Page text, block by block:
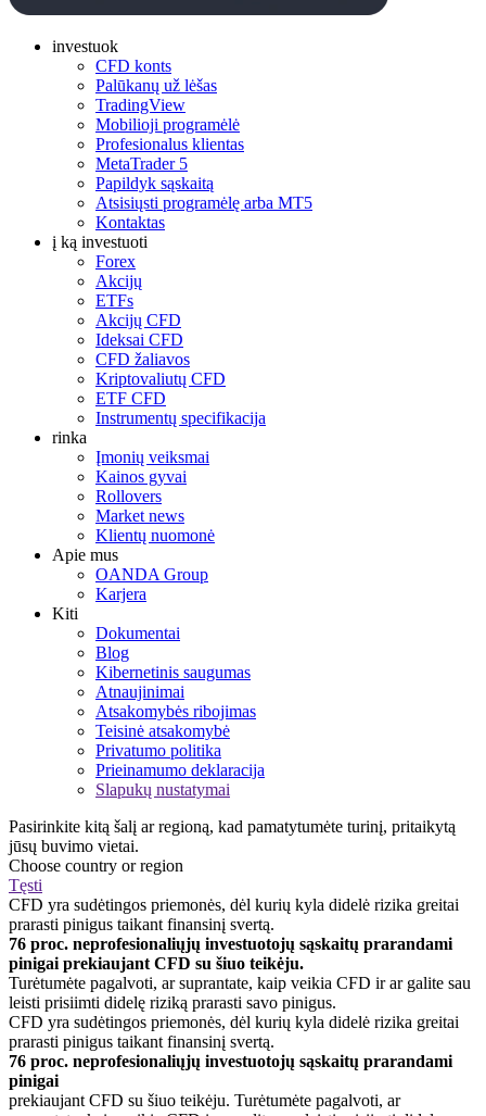
investuok
CFD konts
Palūkanų už lėšas
TradingView
Mobilioji programėlė
Profesionalus klientas
MetaTrader 5
Papildyk sąskaitą
Atsisiųsti programėlę arba MT5
Kontaktas
į ką investuoti
Forex
Akcijų
ETFs
Akcijų CFD
Ideksai CFD
CFD žaliavos
Kriptovaliutų CFD
ETF CFD
Instrumentų specifikacija
rinka
Įmonių veiksmai
Kainos gyvai
Rollovers
Market news
Klientų nuomonė
Apie mus
OANDA Group
Karjera
Kiti
Dokumentai
Blog
Kibernetinis saugumas
Atnaujinimai
Atsakomybės ribojimas
Teisinė atsakomybė
Privatumo politika
Prieinamumo deklaracija
Slapukų nustatymai
Pasirinkite kitą šalį ar regioną, kad pamatytumėte turinį, pritaikytą
jūsų buvimo vietai.
Choose country or region
Tęsti
CFD yra sudėtingos priemonės, dėl kurių kyla didelė rizika greitai
prarasti pinigus taikant finansinį svertą.
76 proc. neprofesionaliųjų investuotojų sąskaitų prarandami
pinigai prekiaujant CFD su šiuo teikėju.
Turėtumėte pagalvoti, ar suprantate, kaip veikia CFD ir ar galite sau
leisti prisiimti didelę riziką prarasti savo pinigus.
CFD yra sudėtingos priemonės, dėl kurių kyla didelė rizika greitai
prarasti pinigus taikant finansinį svertą.
76 proc. neprofesionaliųjų investuotojų sąskaitų prarandami
pinigai
prekiaujant CFD su šiuo teikėju. Turėtumėte pagalvoti, ar